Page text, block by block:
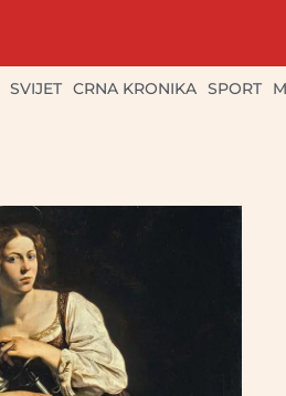
SVIJET CRNA KRONIKA SPORT